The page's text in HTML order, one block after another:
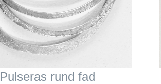
Pulseras rund fad